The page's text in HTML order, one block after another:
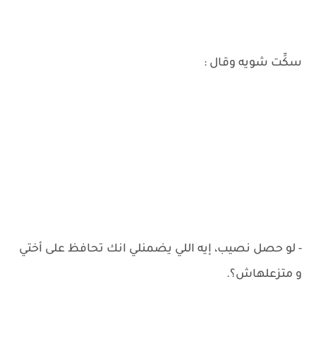
سكِّت شويه وقال :
- لو حصل نصيب، إيه اللي يضمنلي انك تحافظ على أختي
و متزعلهاش؟.